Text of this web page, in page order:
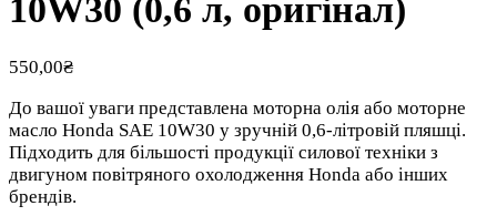
10W30 (0,6 л, оригінал)
550,00₴
До вашої уваги представлена моторна олія або моторне
масло Honda SAE 10W30 у зручній 0,6-літровій пляшці.
Підходить для більшості продукції силової техніки з
двигуном повітряного охолодження Honda або інших
брендів.